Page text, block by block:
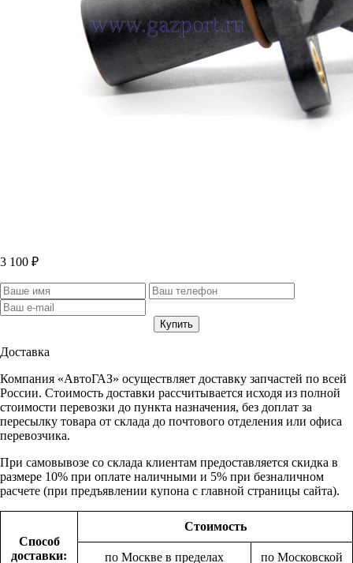
3 100 ₽
Доставка
Компания «АвтоГАЗ» осуществляет доставку запчастей по всей
России. Стоимость доставки рассчитывается исходя из полной
стоимости перевозки до пункта назначения, без доплат за
пересылку товара от склада до почтового отделения или офиса
перевозчика.
При самовывозе со склада клиентам предоставляется скидка в
размере 10% при оплате наличными и 5% при безналичном
расчете (при предъявлении купона с главной страницы сайта).
Способ
доставки:
Стоимость
по Москве в пределах по Московской